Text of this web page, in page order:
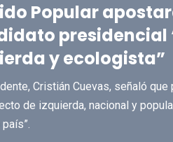
Popular
presidencial
y ecologista”
Cristián Cuevas, señaló
de izquierda, nacional y